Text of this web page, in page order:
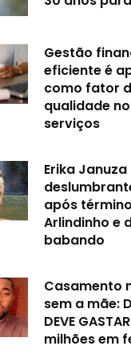
Gestão
eficiente é
como fator
qualidade
serviços
Erika
após
Arlindinho e
babando
Casamento
sem a mãe:
DEVE
milhões em